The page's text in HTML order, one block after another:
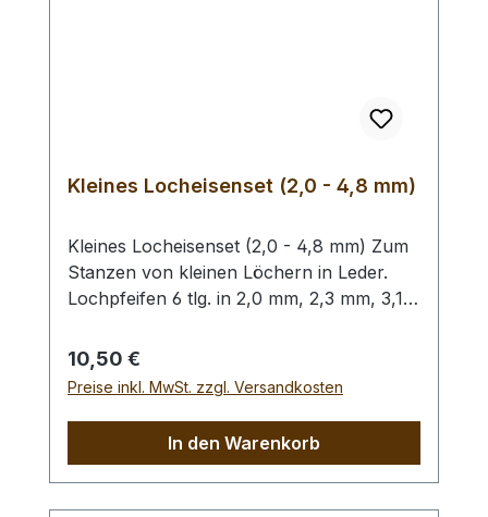
Kleines Locheisenset (2,0 - 4,8 mm)
Kleines Locheisenset (2,0 - 4,8 mm) Zum
Stanzen von kleinen Löchern in Leder.
Lochpfeifen 6 tlg. in 2,0 mm, 2,3 mm, 3,1
benutzen Sie zum Schlagen unbedingt
einen geeigneten Hammer (keinen
Stahlhammer) und eine geeignete
eine Beschädigung des Werkzeugs
auszuschliessen, siehe Zubehör.
Regulärer Preis:
10,50 €
Preise inkl. MwSt. zzgl. Versandkosten
In den Warenkorb